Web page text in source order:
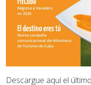
Descargue aquí el